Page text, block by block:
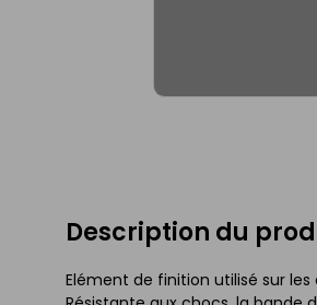
Description du
Elément de finition utilisé sur